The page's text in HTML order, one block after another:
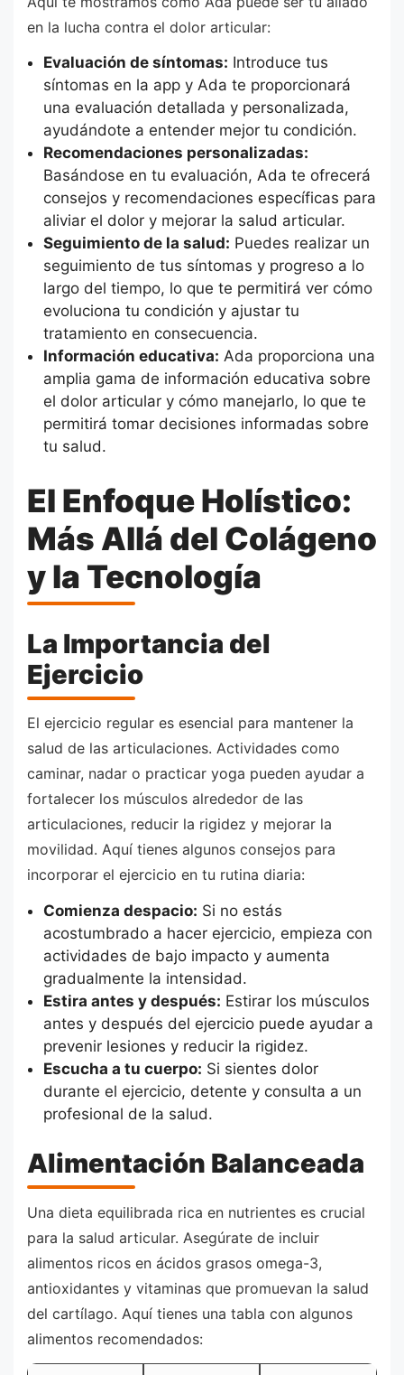
en la lucha contra el dolor articular:
Evaluación de síntomas: Introduce tus
síntomas en la app y Ada te proporcionará
una evaluación detallada y personalizada,
ayudándote a entender mejor tu condición.
Recomendaciones personalizadas:
Basándose en tu evaluación, Ada te ofrecerá
consejos y recomendaciones específicas para
aliviar el dolor y mejorar la salud articular.
Seguimiento de la salud: Puedes realizar un
seguimiento de tus síntomas y progreso a lo
largo del tiempo, lo que te permitirá ver cómo
evoluciona tu condición y ajustar tu
tratamiento en consecuencia.
Información educativa: Ada proporciona una
amplia gama de información educativa sobre
el dolor articular y cómo manejarlo, lo que te
permitirá tomar decisiones informadas sobre
tu salud.
El Enfoque Holístico:
Más Allá del Colágeno
y la Tecnología
La Importancia del
Ejercicio
El ejercicio regular es esencial para mantener la
salud de las articulaciones. Actividades como
caminar, nadar o practicar yoga pueden ayudar a
fortalecer los músculos alrededor de las
articulaciones, reducir la rigidez y mejorar la
movilidad. Aquí tienes algunos consejos para
incorporar el ejercicio en tu rutina diaria:
Comienza despacio: Si no estás
acostumbrado a hacer ejercicio, empieza con
actividades de bajo impacto y aumenta
gradualmente la intensidad.
Estira antes y después: Estirar los músculos
antes y después del ejercicio puede ayudar a
prevenir lesiones y reducir la rigidez.
Escucha a tu cuerpo: Si sientes dolor
durante el ejercicio, detente y consulta a un
profesional de la salud.
Alimentación Balanceada
Una dieta equilibrada rica en nutrientes es crucial
para la salud articular. Asegúrate de incluir
alimentos ricos en ácidos grasos omega-3,
antioxidantes y vitaminas que promuevan la salud
del cartílago. Aquí tienes una tabla con algunos
alimentos recomendados: